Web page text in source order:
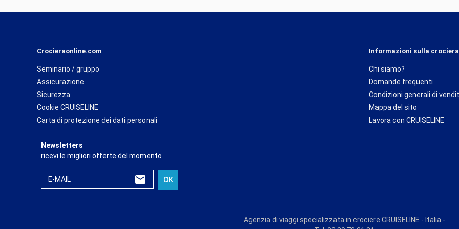
Crocieraonline.com
Seminario / gruppo
Assicurazione
Sicurezza
Cookie CRUISELINE
Carta di protezione dei dati personali
Informazioni sulla crociera
Chi siamo?
Domande frequenti
Condizioni generali di
Mappa del sito
Lavora con CRUISELINE
Newsletters
ricevi le migliori offerte del momento
E-MAIL OK
Agenzia di viaggi specializzata in crociere CRUISELINE - Italia -